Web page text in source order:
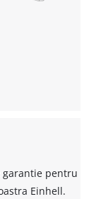
garantie pentru
Einhell.